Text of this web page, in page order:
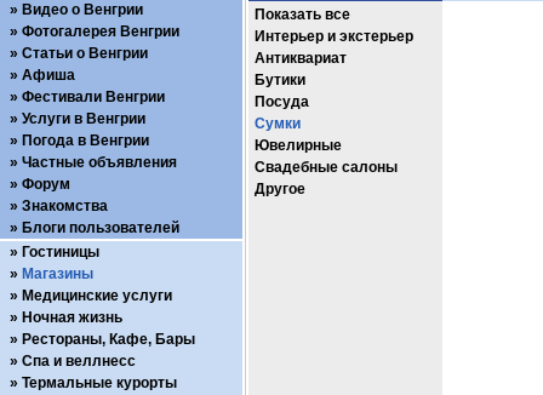
Показать все
Интерьер и экстерьер
Антиквариат
Бутики
Посуда
Сумки
Ювелирные
Свадебные салоны
Другое
Видео о Венгрии
Фотогалерея Венгрии
Статьи о Венгрии
Афиша
Фестивали Венгрии
Услуги в Венгрии
Погода в Венгрии
Частные объявления
Форум
Знакомства
Блоги пользователей
Гостиницы
Магазины
Медицинские услуги
Ночная жизнь
Рестораны, Кафе, Бары
Спа и веллнесс
Термальные курорты